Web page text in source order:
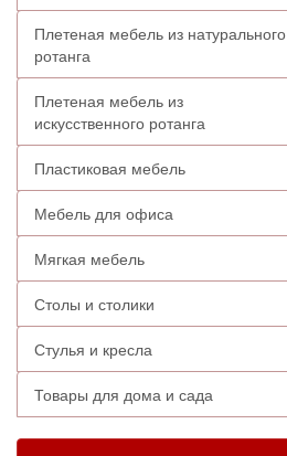
Плетеная мебель из натурального
ротанга
Плетеная мебель из
искусственного ротанга
Пластиковая мебель
Мебель для офиса
Мягкая мебель
Столы и столики
Стулья и кресла
Товары для дома и сада